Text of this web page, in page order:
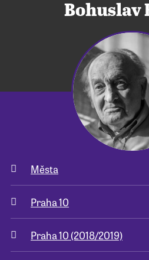
Bohuslav
Města
Praha 10
Praha 10 (2018/2019)